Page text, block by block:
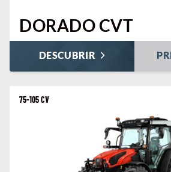
DORADO CVT
DESCUBRIR
75-105 CV